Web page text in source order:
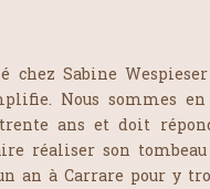
chez Sabine
Nous sommes en
ans et doit
réaliser son
an à Carrare pour y